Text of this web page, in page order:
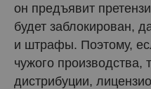
он предъявит
будет заблокирован,
и штрафы. Поэтому,
чужого производства,
дистрибуции,